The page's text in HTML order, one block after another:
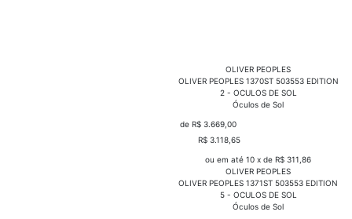
OLIVER PEOPLES
OLIVER PEOPLES 1370ST 503553 EDITION
2 - OCULOS DE SOL
Óculos de Sol
de R$ 3.669,00
R$ 3.118,65
ou em até 10 x de R$ 311,86
OLIVER PEOPLES
OLIVER PEOPLES 1371ST 503553 EDITION
5 - OCULOS DE SOL
Óculos de Sol